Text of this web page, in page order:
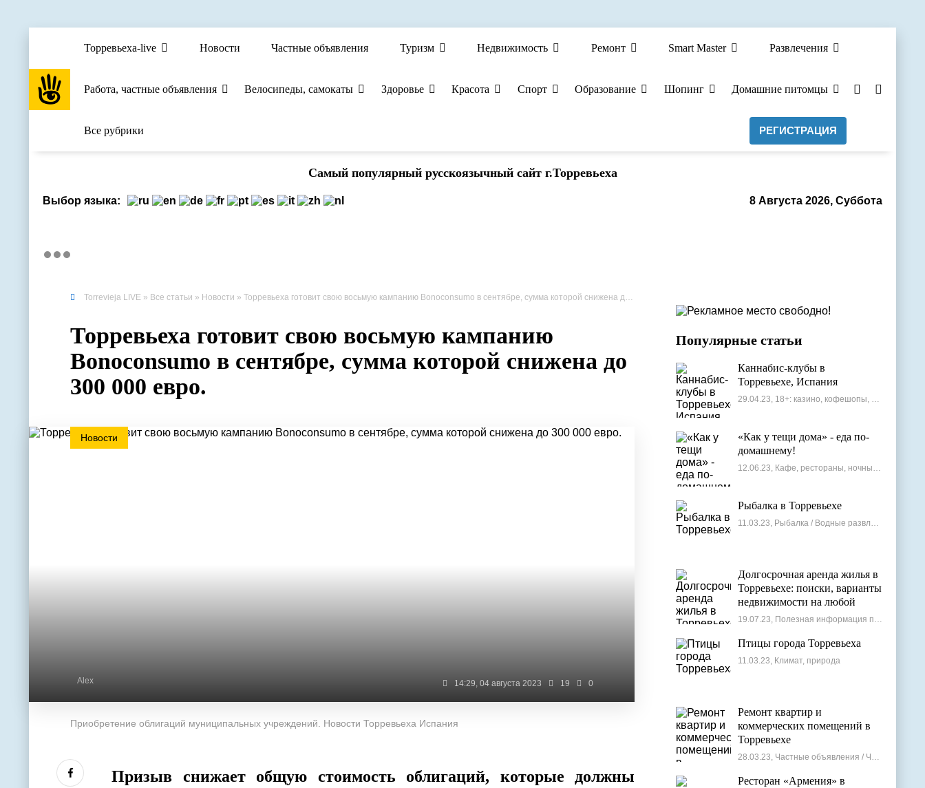
Торревьеха-live Новости Частные объявления Туризм Недвижимость Ремонт Smart Master Развлечения
Работа, частные объявления Велосипеды, самокаты Здоровье Красота Спорт Образование Шопинг Домашние питомцы
Все рубрики РЕГИСТРАЦИЯ
Cамый популярный русскоязычный сайт г.Торревьеха
8 Августа 2026, Суббота
Выбор языка:
Torrevieja LIVE » Все статьи » Новости » Торревьеха готовит свою восьмую кампанию Bonoconsumo в сентябре, сумма которой снижена до 300 000 евро.
Торревьеха готовит свою восьмую кампанию
Bonoconsumo в сентябре, сумма которой снижена до
300 000 евро.
Новости
Alex 14:29, 04 августа 2023 19 0
Приобретение облигаций муниципальных учреждений. Новости Торревьеха Испания
Призыв снижает общую стоимость облигаций, которые должны
Популярные статьи
Каннабис-клубы в
Торревьехе, Испания
29.04.23, 18+: казино, кофешопы, стрип-бары
«Как у тещи дома» - еда по-
домашнему!
12.06.23, Кафе, рестораны, ночные клубы
Рыбалка в Торревьехе
11.03.23, Рыбалка / Водные развлечения
Долгосрочная аренда жилья в
Торревьехе: поиски, варианты
недвижимости на любой
бюджет
19.07.23, Полезная информация по недвижимости
Птицы города Торревьеха
11.03.23, Климат, природа
Ремонт квартир и
коммерческих помещений в
Торревьехе
28.03.23, Частные объявления / Частные мастера
Ресторан «Армения» в